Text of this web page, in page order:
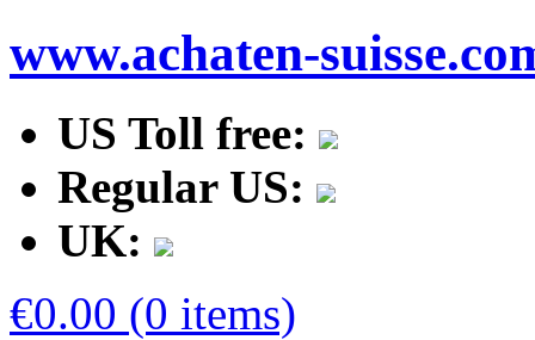
www.achaten-
US Toll free:
Regular US:
UK:
€0.00 (0 items)